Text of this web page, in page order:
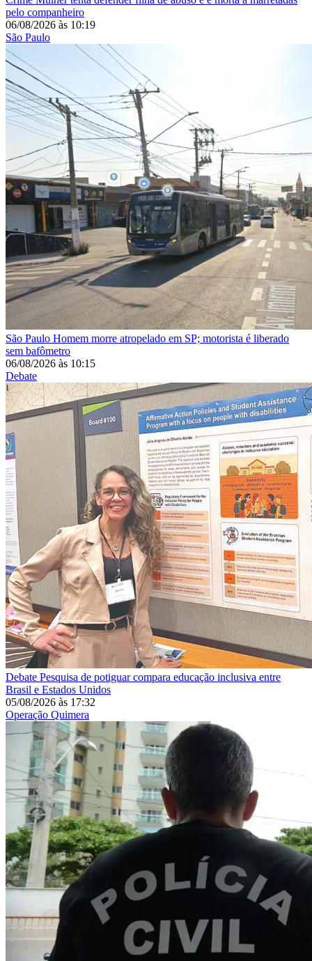
pelo companheiro
06/08/2026 às 10:19
São Paulo
São Paulo Homem morre atropelado em SP; motorista é liberado
sem bafômetro
06/08/2026 às 10:15
Debate
Debate Pesquisa de potiguar compara educação inclusiva entre
Brasil e Estados Unidos
05/08/2026 às 17:32
Operação Quimera